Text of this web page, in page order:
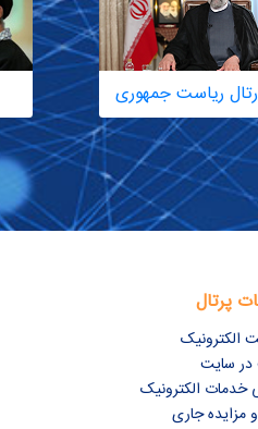
ریاست جمهوری
پرتال
الکترونیک
سایت
خدمات الکترونیک
مزایده جاری